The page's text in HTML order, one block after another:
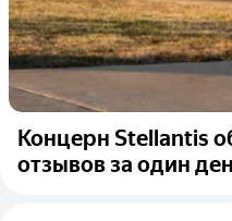
Концерн Stellantis
отзывов за один